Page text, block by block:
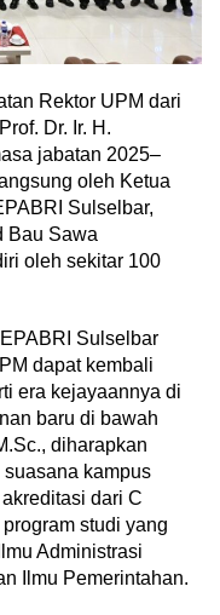
Rektor UPM dari
Dr. Ir. H.
jabatan 2025–
oleh Ketua
Sulselbar,
Bau Sawa
oleh sekitar 100
Sulselbar
dapat kembali
era kejayaannya di
baru di bawah
diharapkan
kampus
dari C
studi yang
Administrasi
Ilmu Pemerintahan.